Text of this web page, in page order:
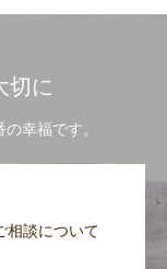
切に
幸福です。
相談について